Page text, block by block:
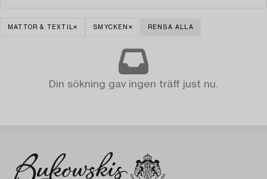
MATTOR & TEXTIL SMYCKEN RENSA ALLA
Din sökning gav ingen träff just nu.